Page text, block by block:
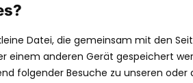
Datei, die gemeinsam mit den
einem anderen Gerät gespeichert
folgender Besuche zu unseren